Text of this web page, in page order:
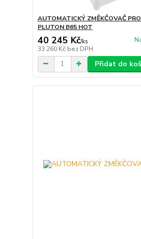
AUTOMATICKÝ ZMĚKČOVAČ
PLUTON B65 HOT
40 245 Kč/ks
33 260 Kč bez DPH
Přidat do